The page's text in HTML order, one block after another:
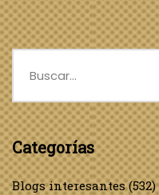
Categorías
Blogs interesantes(532)